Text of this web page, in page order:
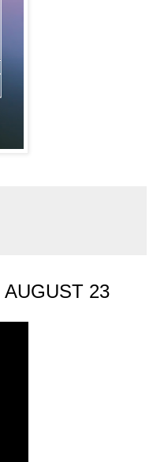
23